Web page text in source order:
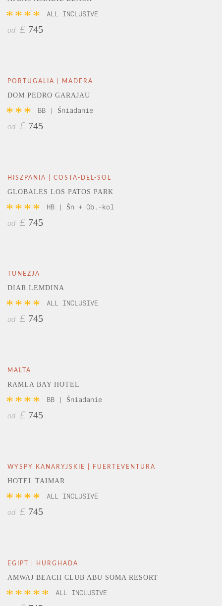
**** ALL INCLUSIVE
od £ 745
PORTUGALIA | MADERA
DOM PEDRO GARAJAU
*** BB | Śniadanie
od £ 745
HISZPANIA | COSTA-DEL-SOL
GLOBALES LOS PATOS PARK
**** HB | Śn + Ob.-kol
od £ 745
TUNEZJA
DIAR LEMDINA
**** ALL INCLUSIVE
od £ 745
MALTA
RAMLA BAY HOTEL
**** BB | Śniadanie
od £ 745
WYSPY KANARYJSKIE | FUERTEVENTURA
HOTEL TAIMAR
**** ALL INCLUSIVE
od £ 745
EGIPT | HURGHADA
AMWAJ BEACH CLUB ABU SOMA RESORT
***** ALL INCLUSIVE